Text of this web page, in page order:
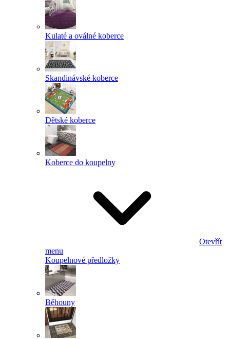
Kulaté a oválné koberce
Skandinávské koberce
Dětské koberce
Koberce do koupelny
Otevřít
menu
Koupelnové předložky
Běhouny